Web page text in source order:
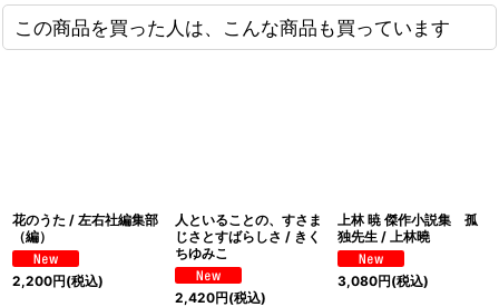
この商品を買った人は、こんな商品も買っています
花のうた / 左右社編集部
（編）
2,200円(税込)
人といることの、すさま
じさとすばらしさ / きく
ちゆみこ
2,420円(税込)
上林 暁 傑作小説集 孤
独先生 / 上林曉
3,080円(税込)